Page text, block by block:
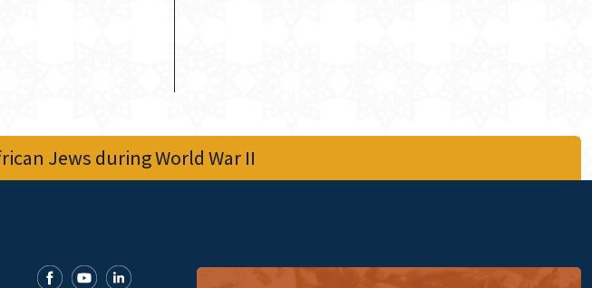
Jews during World War II